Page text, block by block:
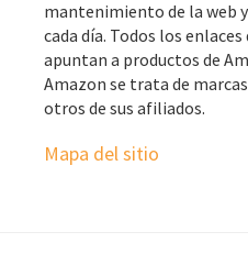
mantenimiento de la web
cada día. Todos los
apuntan a productos de
Amazon se trata de
otros de sus afiliados.
Mapa del sitio